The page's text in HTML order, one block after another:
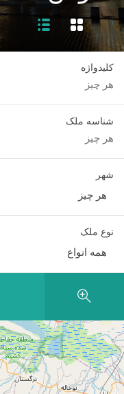
کلیدواژه
شناسه ملک
شهر
هر چیز
نوع ملک
همه انواع